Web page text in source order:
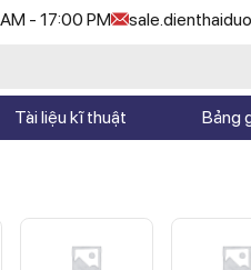
- 17:00 PM
Tài liệu kĩ thuật Bảng